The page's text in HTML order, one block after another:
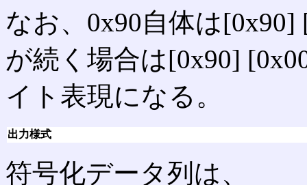
なお、0x90自体は
が続く場合は[0x90]
イト表現になる。
出力様式
符号化データ列は、